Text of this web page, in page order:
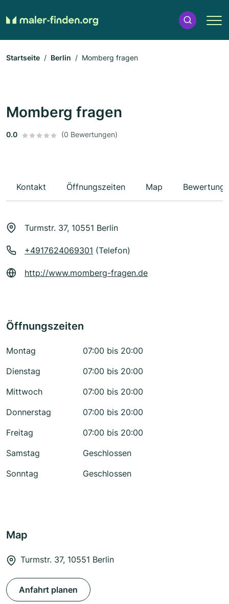
Startseite Berlin Momberg fragen
Momberg fragen
0.0 (0 Bewertungen)
Kontakt Öffnungszeiten Map
Turmstr. 37, 10551 Berlin
+4917624069301 (Telefon)
http://www.momberg-fragen.de
Öffnungszeiten
Montag
07:00 bis 20:00
Dienstag
07:00 bis 20:00
Mittwoch
07:00 bis 20:00
Donnerstag
07:00 bis 20:00
Freitag
07:00 bis 20:00
Samstag
Geschlossen
Sonntag
Geschlossen
Map
Turmstr. 37, 10551 Berlin
Anfahrt planen